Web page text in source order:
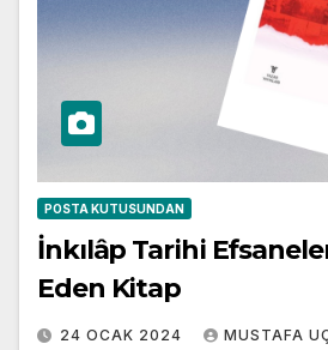
POSTA KUTUSUNDAN
İnkılâp Tarihi
Eden Kitap
24 OCAK 2024 MUSTAFA